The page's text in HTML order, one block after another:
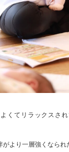
くてリラックスさ
より一層強くなられ